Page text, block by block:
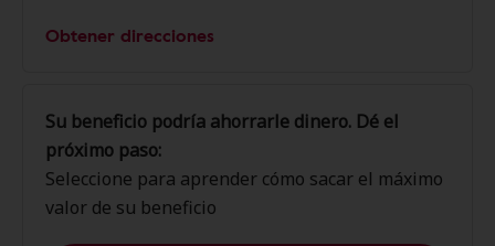
Obtener direcciones
Su beneficio podría ahorrarle dinero. Dé el
próximo paso:
Seleccione para aprender cómo sacar el máximo
valor de su beneficio